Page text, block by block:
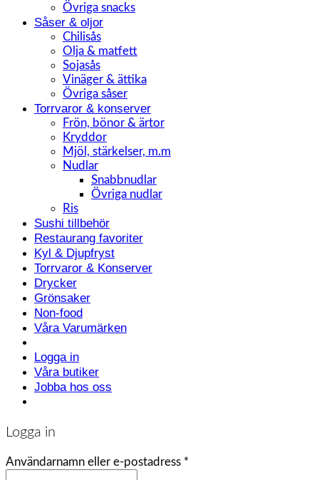
Övriga snacks
Såser & oljor
Chilisås
Olja & matfett
Sojasås
Vinäger & ättika
Övriga såser
Torrvaror & konserver
Frön, bönor & ärtor
Kryddor
Mjöl, stärkelser, m.m
Nudlar
Snabbnudlar
Övriga nudlar
Ris
Sushi tillbehör
Restaurang favoriter
Kyl & Djupfryst
Torrvaror & Konserver
Drycker
Grönsaker
Non-food
Våra Varumärken
Logga in
Våra butiker
Jobba hos oss
Logga in
Användarnamn eller e-postadress *